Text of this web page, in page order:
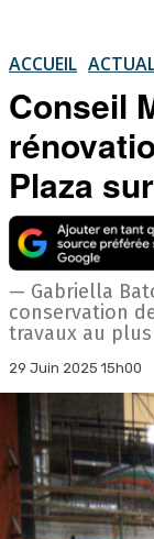
ACCUEIL
Conseil
Plaza
— Gabriella
conservation
travaux au
29 Juin 2025 15h00